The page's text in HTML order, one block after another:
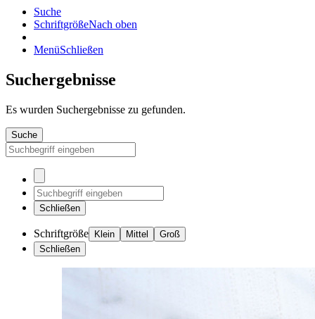
Suche
SchriftgrößeNach oben
MenüSchließen
Suchergebnisse
Es wurden Suchergebnisse zu gefunden.
Suche
Schließen
Schriftgröße Klein Mittel
Groß
Schließen